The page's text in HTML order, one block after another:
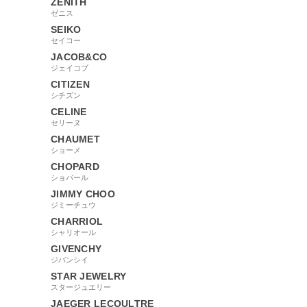
ゼニス
SEIKO
セイコー
JACOB&CO
ジェイコブ
CITIZEN
シチズン
CELINE
セリーヌ
CHAUMET
ショーメ
CHOPARD
ショパール
JIMMY CHOO
ジミーチュウ
CHARRIOL
シャリオール
GIVENCHY
ジバンシイ
STAR JEWELRY
スタージュエリー
JAEGER LECOULTRE